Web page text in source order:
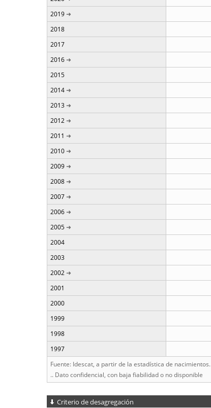
2019
2018
2017
2016
2015
2014
2013
2012
2011
2010
2009
2008
2007
2006
2005
2004
2003
2002
2001
2000
1999
1998
1997
Fuente: Idescat, a partir de la estadística de nacimientos.
.. Dato confidencial, con baja fiabilidad o no disponible
Criterio de desagregación